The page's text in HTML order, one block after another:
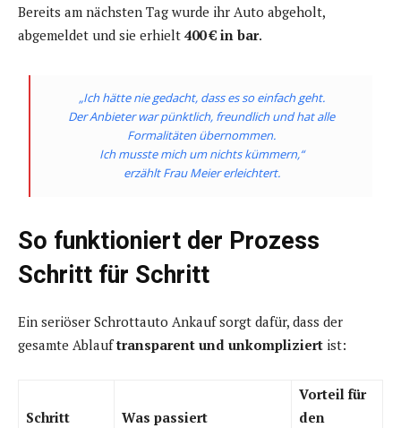
Bereits am nächsten Tag wurde ihr Auto abgeholt,
abgemeldet und sie erhielt 400 € in bar.
„Ich hätte nie gedacht, dass es so einfach geht.
Der Anbieter war pünktlich, freundlich und hat alle
Formalitäten übernommen.
Ich musste mich um nichts kümmern,“
erzählt Frau Meier erleichtert.
So funktioniert der Prozess
Schritt für Schritt
Ein seriöser Schrottauto Ankauf sorgt dafür, dass der
gesamte Ablauftransparent und unkompliziert ist:
Schritt Was passiert
Vorteil für
den